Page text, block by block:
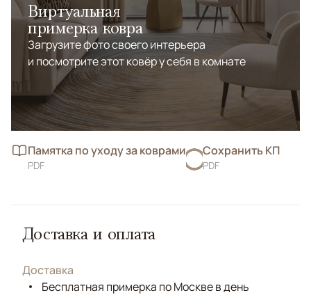
Виртуальная
примерка ковра
Загрузите фото своего интерьера
и посмотрите этот ковёр у себя в комнате
Памятка по уходу за коврами
PDF
Сохранить КП
PDF
Доставка и оплата
Доставка
Бесплатная примерка по Москве в день